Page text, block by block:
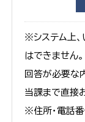
※システム上
はできません。
回答が必要な
当課まで直接
※住所・電話